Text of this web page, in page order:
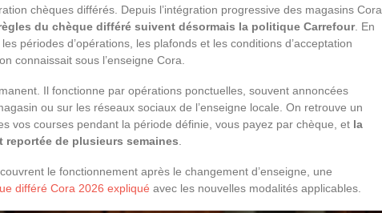
chèques différés. Depuis l’intégration progressive des magasins Cora
du chèque différé suivent désormais la politique Carrefour. En
périodes d’opérations, les plafonds et les conditions d’acceptation
connaissait sous l’enseigne Cora.
Il fonctionne par opérations ponctuelles, souvent annoncées
ou sur les réseaux sociaux de l’enseigne locale. On retrouve un
vos courses pendant la période définie, vous payez par chèque, et la
reportée de plusieurs semaines
le fonctionnement après le changement d’enseigne, une
différé Cora 2026 expliqué avec les nouvelles modalités applicables.